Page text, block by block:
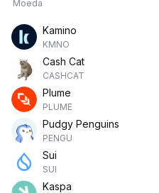
Moeda
Kamino
KMNO
Cash Cat
CASHCAT
Plume
PLUME
Pudgy Penguins
PENGU
Sui
SUI
Kaspa